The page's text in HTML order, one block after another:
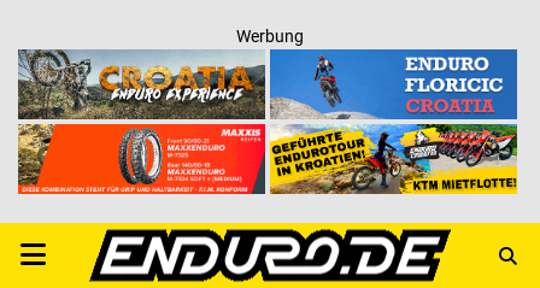
Werbung
PRIMARY